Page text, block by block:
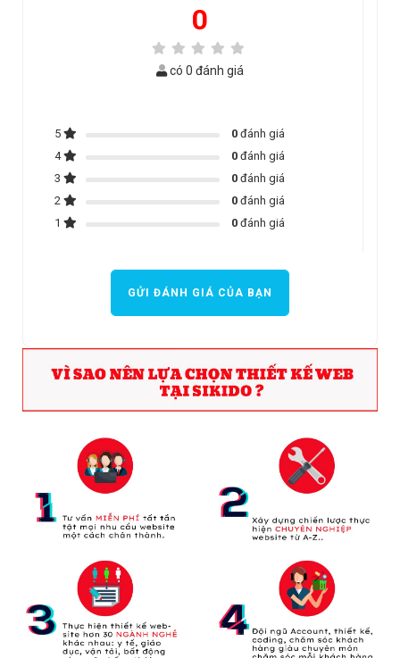
0
có 0 đánh giá
5 0đánh giá
4
0đánh giá
3
0đánh giá
2
0đánh giá
1
0đánh giá
GỬI ĐÁNH GIÁ CỦA BẠN